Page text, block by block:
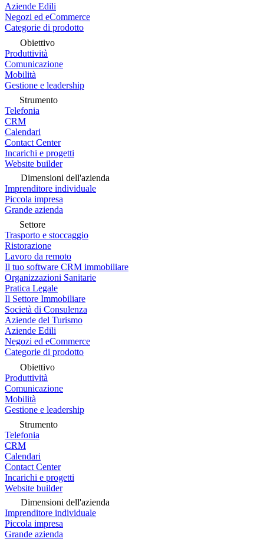
Aziende Edili
Negozi ed eCommerce
Categorie di prodotto
Obiettivo
Produttività
Comunicazione
Mobilità
Gestione e leadership
Strumento
Telefonia
CRM
Calendari
Contact Center
Incarichi e progetti
Website builder
Dimensioni dell'azienda
Imprenditore individuale
Piccola impresa
Grande azienda
Settore
Trasporto e stoccaggio
Ristorazione
Lavoro da remoto
Il tuo software CRM immobiliare
Organizzazioni Sanitarie
Pratica Legale
Il Settore Immobiliare
Società di Consulenza
Aziende del Turismo
Aziende Edili
Negozi ed eCommerce
Categorie di prodotto
Obiettivo
Produttività
Comunicazione
Mobilità
Gestione e leadership
Strumento
Telefonia
CRM
Calendari
Contact Center
Incarichi e progetti
Website builder
Dimensioni dell'azienda
Imprenditore individuale
Piccola impresa
Grande azienda